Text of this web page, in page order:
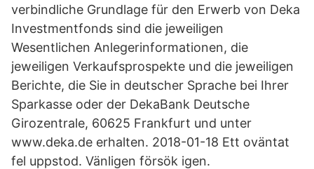
verbindliche Grundlage für den Erwerb von Deka
Investmentfonds sind die jeweiligen
Wesentlichen Anlegerinformationen, die
jeweiligen Verkaufsprospekte und die jeweiligen
Berichte, die Sie in deutscher Sprache bei Ihrer
Sparkasse oder der DekaBank Deutsche
Girozentrale, 60625 Frankfurt und unter
www.deka.de erhalten. 2018-01-18 Ett oväntat
fel uppstod. Vänligen försök igen.